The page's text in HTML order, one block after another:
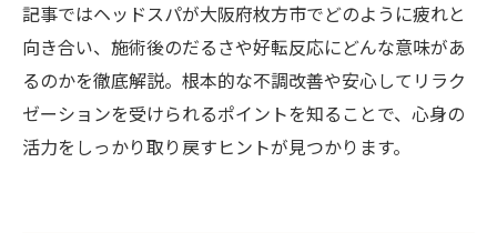
記事ではヘッドスパが大阪府枚方市でどのように疲れと
向き合い、施術後のだるさや好転反応にどんな意味があ
るのかを徹底解説。根本的な不調改善や安心してリラク
ゼーションを受けられるポイントを知ることで、心身の
活力をしっかり取り戻すヒントが見つかります。